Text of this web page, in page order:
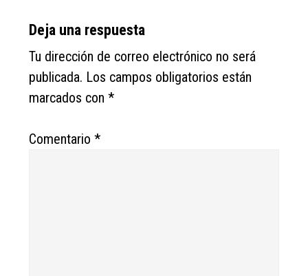
Reader
Interactions
Deja una respuesta
Tu dirección de correo electrónico no será
publicada. Los campos obligatorios están
marcados con*
Comentario*